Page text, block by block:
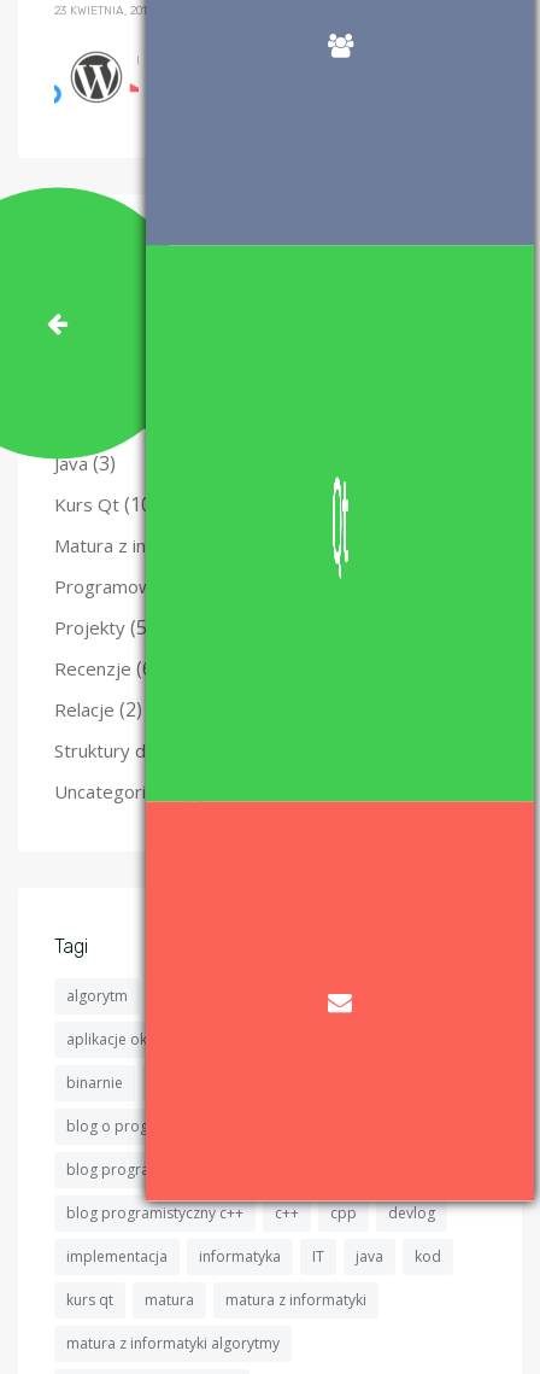
23 KWIETNIA, 2017
Wtyczki WordPress, które polecam
C++
Java(3)
Kurs Qt (10)
Matura z informatyki – nauka i materiały.
Programowanie
Projekty (5)
Recenzje (6)
Relacje (2)
Struktury danych
Uncategorized
Tagi
algorytm algorytmy sortujące
aplikacje okienkowe
binarnie
blog o programowaniu
blog programisty c++
blog programistyczny c++ c++ cpp devlog
implementacja informatyka IT java kod
kurs qt matura matura z informatyki
matura z informatyki algorytmy